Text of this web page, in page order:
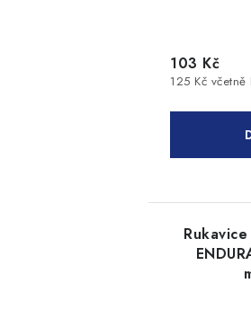
125 Kč včetně
103 Kč
Rukavice